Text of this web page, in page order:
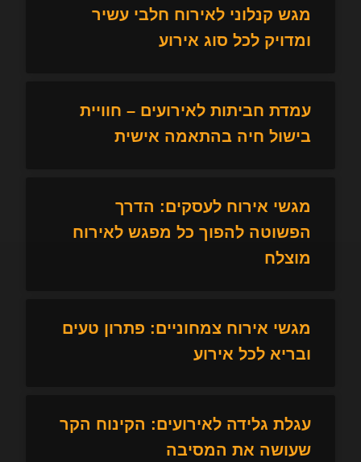
מגש קנלוני לאירוח חלבי עשיר
ומדויק לכל סוג אירוע
עמדת חביתות לאירועים – חוויית
בישול חיה בהתאמה אישית
מגשי אירוח לעסקים: הדרך
הפשוטה להפוך כל מפגש לאירוח
מוצלח
מגשי אירוח צמחוניים: פתרון טעים
ובריא לכל אירוע
עגלת גלידה לאירועים: הקינוח הקר
שעושה את המסיבה